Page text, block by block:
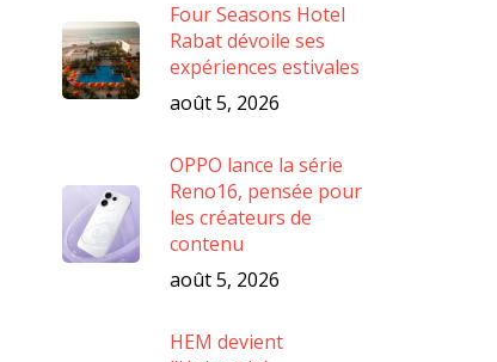
Four Seasons Hotel
Rabat dévoile ses
expériences estivales
août 5, 2026
OPPO lance la série
Reno16, pensée pour
les créateurs de
contenu
août 5, 2026
HEM devient